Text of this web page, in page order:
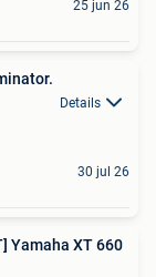
25 jun 26
Details
30 jul 26
Yamaha XT 660